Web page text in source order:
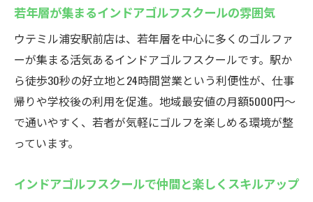
若年層が集まるインドアゴルフスクールの雰囲気
ウテミル浦安駅前店は、若年層を中心に多くのゴルファ
ーが集まる活気あるインドアゴルフスクールです。駅か
ら徒歩30秒の好立地と24時間営業という利便性が、仕事
帰りや学校後の利用を促進。地域最安値の月額5000円〜
で通いやすく、若者が気軽にゴルフを楽しめる環境が整
っています。
インドアゴルフスクールで仲間と楽しくスキルアップ